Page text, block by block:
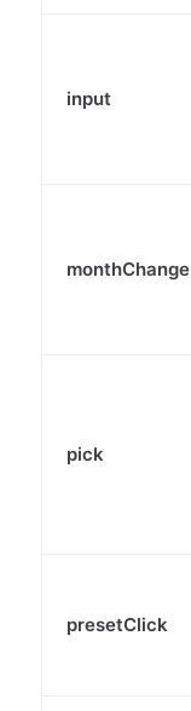
input
monthChange
pick
presetClick